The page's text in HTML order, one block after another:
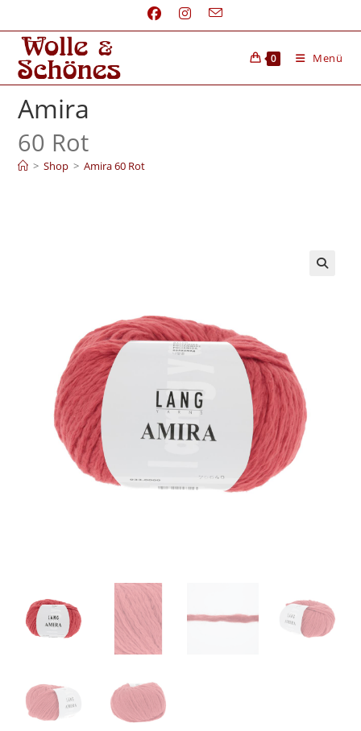
0 Menü
Amira
60 Rot
> Shop > Amira 60 Rot